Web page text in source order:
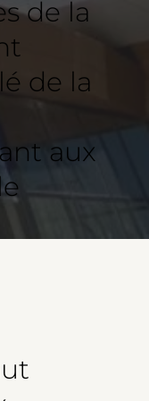
de la
de la
aux